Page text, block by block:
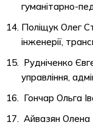
гуманітарно-
Поліщук Олег
інженерії,
Рудніченко
управління,
Гончар Ольга
Айвазян Олена